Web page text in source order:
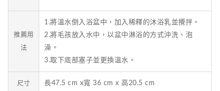
推薦用
法
1.將溫水倒入浴盆中，加入稀釋的沐浴乳並攪拌。
2.將毛孩放入水中，以盆中淋浴的方式沖洗、泡
澡。
3.取下底部塞子並更換溫水。
尺寸 長47.5 cm x寬 36 cm x 高20.5 cm